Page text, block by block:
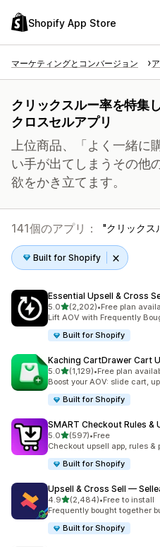
Shopify App Store
マーケティングとコンバージョン
クリックスルー率を特集
クロスセルアプリ
上位商品、「よく一緒に
い手が出てしまうその他
欲をかき立てます。
141個のアプリ： クリックス
Built for Shopify
Essential Upsell & Cross
5.05つ星中
(2,202)
合計レビュー数：2202件
•Free plan
Lift AOV with Frequently
Built for Shopify
Kaching CartDrawer Cart
5.05つ星中
(1,129)
合計レビュー数：1129件
•Free plan
Boost your AOV: slide cart,
Built for Shopify
SMART Checkout Rules &
5.05つ星中
(597)
合計レビュー数：597件
•Free
Checkout upsell app, rules &
Built for Shopify
Upsell & Cross Sell —
4.95つ星中
(2,484)
合計レビュー数：2484件
•Free to install
Frequently bought together
Built for Shopify